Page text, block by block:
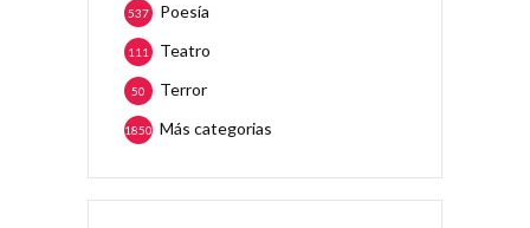
Poesía
537
Teatro
111
Terror
50
Más categorias
1850